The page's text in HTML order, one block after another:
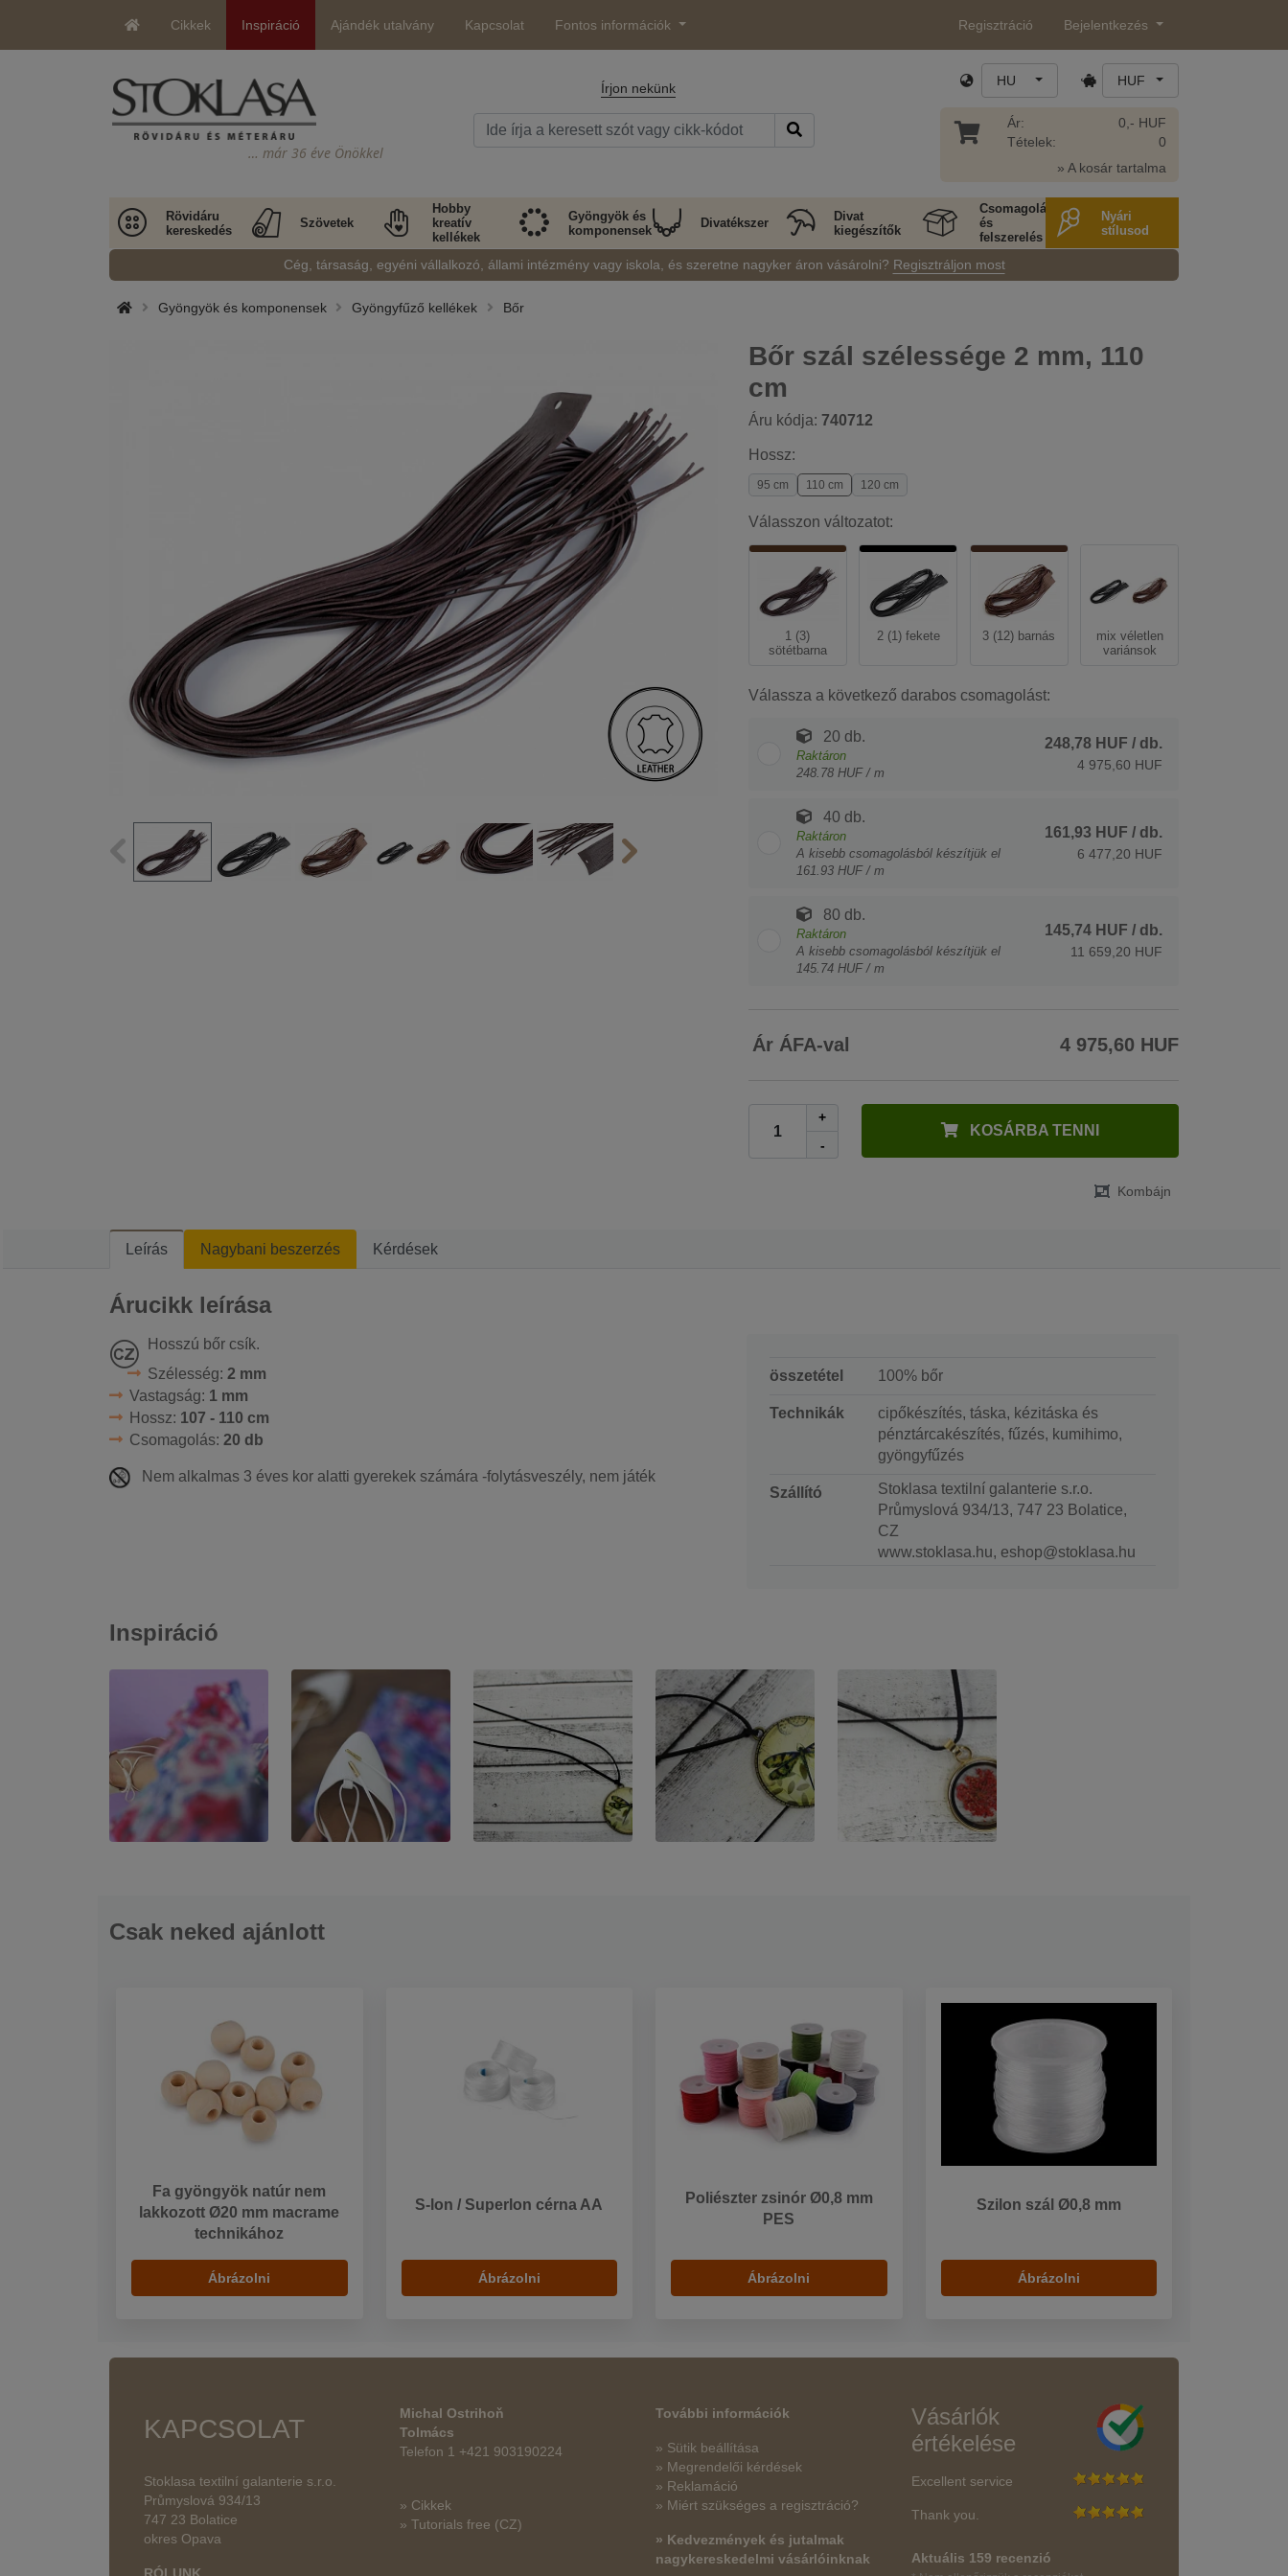
Cikkek Inspiráció Ajándék utalvány Kapcsolat Fontos információk Regisztráció Bejelentkezés
… már 36 éve Önökkel
Írjon nekünk HU HUF
Ár:
Tételek:
0,- HUF
0
» A kosár tartalma
Rövidáru
kereskedés
Szövetek
Hobby
kreatív
kellékek
Gyöngyök és
komponensek
Divatékszer
Divat
kiegészítők
Csomagolás
és
felszerelés
Nyári
stílusod
Cég, társaság, egyéni vállalkozó, állami intézmény vagy iskola, és szeretne nagyker áron vásárolni? Regisztráljon most
Gyöngyök és komponensek Gyöngyfűző kellékek Bőr
Bőr szál szélessége 2 mm, 110
cm
Áru kódja: 740712
Hossz:
95 cm 110 cm 120 cm
Válasszon változatot:
1 (3)
sötétbarna
2 (1) fekete 3 (12) barnás
mix véletlen
variánsok
Válassza a következő darabos csomagolást:
20 db.
Raktáron
248.78 HUF / m
248,78 HUF / db.
4 975,60 HUF
40 db.
Raktáron
A kisebb csomagolásból készítjük el
161.93 HUF / m
161,93 HUF / db.
6 477,20 HUF
80 db.
Raktáron
A kisebb csomagolásból készítjük el
145.74 HUF / m
145,74 HUF / db.
11 659,20 HUF
Ár ÁFA-val 4 975,60 HUF
+
-
KOSÁRBA TENNI
Kombájn
Leírás Nagybani beszerzés Kérdések
Árucikk leírása
Hosszú bőr csík.
Szélesség: 2 mm
Vastagság: 1 mm
Hossz: 107 - 110 cm
Csomagolás: 20 db
Nem alkalmas 3 éves kor alatti gyerekek számára -folytásveszély, nem játék
összetétel 100% bőr
Technikák
cipőkészítés, táska, kézitáska és
pénztárcakészítés, fűzés, kumihimo,
gyöngyfűzés
Szállító
Stoklasa textilní galanterie s.r.o.
Průmyslová 934/13, 747 23 Bolatice,
CZ
www.stoklasa.hu, eshop@stoklasa.hu
Inspiráció
Csak neked ajánlott
Fa gyöngyök natúr nem
lakkozott Ø20 mm macrame
technikához
Ábrázolni
S-lon / Superlon cérna AA
Ábrázolni
Poliészter zsinór Ø0,8 mm
PES
Ábrázolni
Szilon szál Ø0,8 mm
Ábrázolni
KAPCSOLAT
Stoklasa textilní galanterie s.r.o.
Průmyslová 934/13
747 23 Bolatice
okres Opava
RÓLUNK
Michal Ostrihoň
Tolmács
Telefon 1 +421 903190224
» Cikkek
» Tutorials free (CZ)
További információk
» Sütik beállítása
» Megrendelői kérdések
» Reklamáció
» Miért szükséges a regisztráció?
» Kedvezmények és jutalmak
nagykereskedelmi vásárlóinknak
Vásárlók
értékelése
Excellent service
Thank you.
Aktuális 159 recenzió